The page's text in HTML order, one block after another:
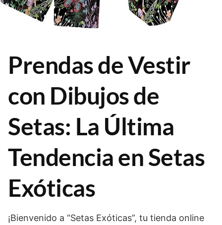
Prendas de Vestir
con Dibujos de
Setas: La Última
Tendencia en Setas
Exóticas
¡Bienvenido a “Setas Exóticas”, tu tienda online